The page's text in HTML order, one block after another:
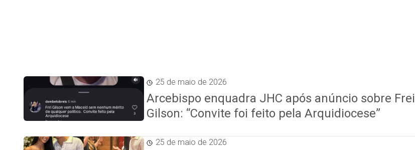
25 de maio de 2026
Arcebispo enquadra JHC após anúncio sobre Frei
Gilson: “Convite foi feito pela Arquidiocese”
25 de maio de 2026